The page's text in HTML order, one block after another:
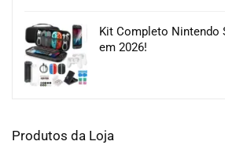
Kit Completo Nintendo
em 2026!
Produtos da Loja